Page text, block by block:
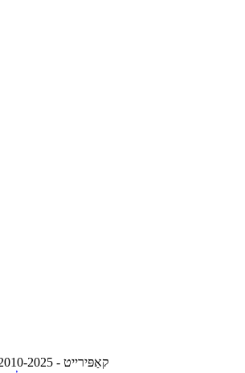
© קאַפּירייט - 2010-2025 : אַלע רעכטן רעזערווירט.